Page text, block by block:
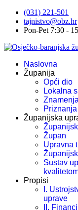
(031) 221-501
tajnistvo@obz.hr
Pon-Pet 7:30 -
Naslovna
Županija
Opći dio
Lokalna
Znamenja
Priznanja
Županijska
Župan
Upravna
Sustav
Propisi
I.
uprave
II.